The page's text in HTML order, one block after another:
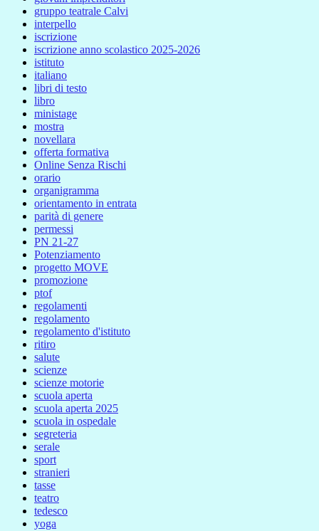
gruppo teatrale Calvi
interpello
iscrizione
iscrizione anno scolastico 2025-2026
istituto
italiano
libri di testo
libro
ministage
mostra
novellara
offerta formativa
Online Senza Rischi
orario
organigramma
orientamento in entrata
parità di genere
permessi
PN 21-27
Potenziamento
progetto MOVE
promozione
ptof
regolamenti
regolamento
regolamento d'istituto
ritiro
salute
scienze
scienze motorie
scuola aperta
scuola aperta 2025
scuola in ospedale
segreteria
serale
sport
stranieri
tasse
teatro
tedesco
yoga